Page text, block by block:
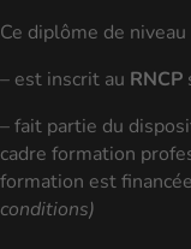
Ce diplôme de niveau
– est inscrit au RNCP
– fait partie du
cadre formation
formation est
conditions)